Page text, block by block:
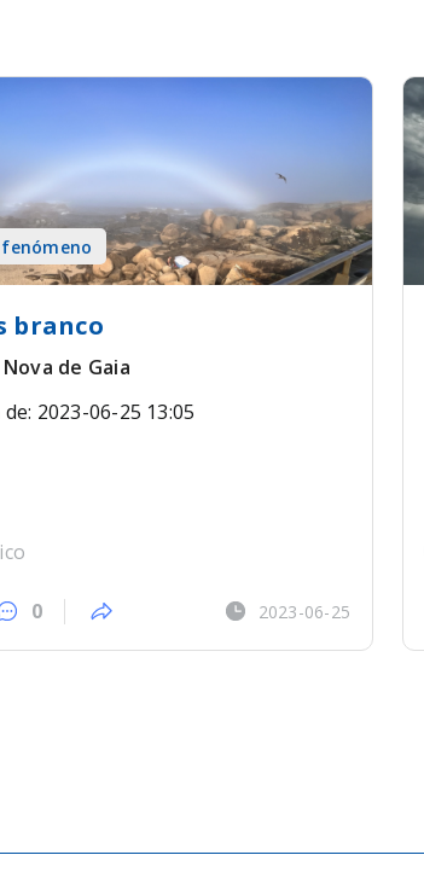
branco
de Gaia
2023-06-25 13:05
0 2023-06-25